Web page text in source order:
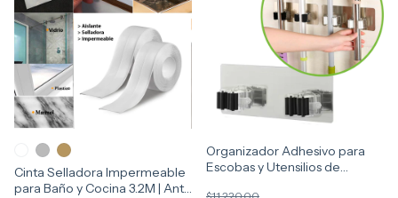
Cinta Selladora Impermeable
para Baño y Cocina 3.2M | Anti-
Organizador Adhesivo para
Escobas y Utensilios de